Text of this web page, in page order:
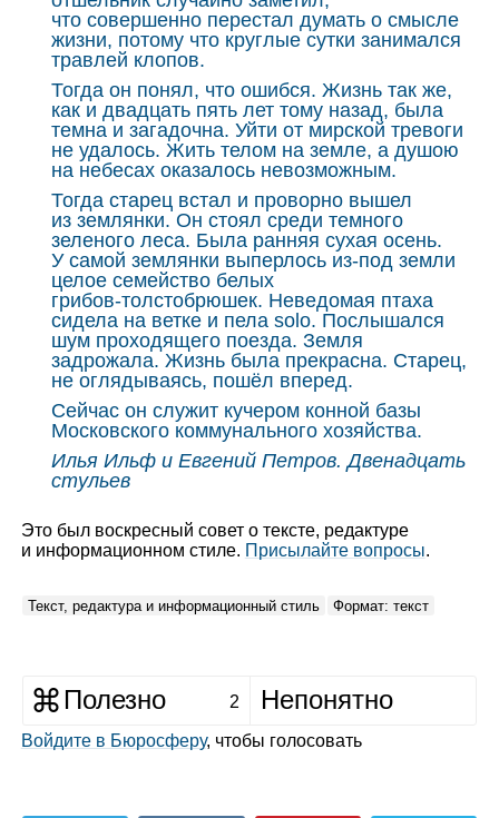
что совершенно перестал думать о смысле
жизни, потому что круглые сутки занимался
травлей клопов.
Тогда он понял, что ошибся. Жизнь так же,
как и двадцать пять лет тому назад, была
темна и загадочна. Уйти от мирской тревоги
не удалось. Жить телом на земле, а душою
на небесах оказалось невозможным.
Тогда старец встал и проворно вышел
из землянки. Он стоял среди темного
зеленого леса. Была ранняя сухая осень.
У самой землянки выперлось из‑под земли
целое семейство белых
грибов‑толстобрюшек. Неведомая птаха
сидела на ветке и пела solo. Послышался
шум проходящего поезда. Земля
задрожала. Жизнь была прекрасна. Старец,
не оглядываясь, пошёл вперед.
Сейчас он служит кучером конной базы
Московского коммунального хозяйства.
Илья Ильф и Евгений Петров. Двенадцать
стульев
Это был воскресный совет о тексте, редактуре
и информационном стиле. Присылайте вопросы.
Текст, редактура и информационный стиль Формат: текст
Полезно 2 Непонятно
Войдите в Бюросферу, чтобы голосовать